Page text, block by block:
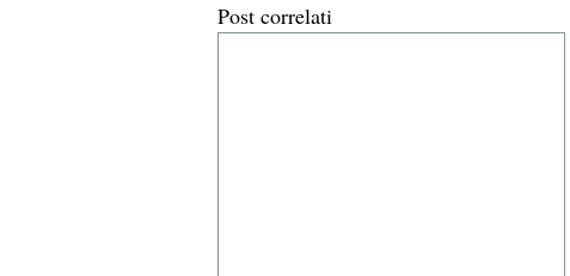
Post correlati